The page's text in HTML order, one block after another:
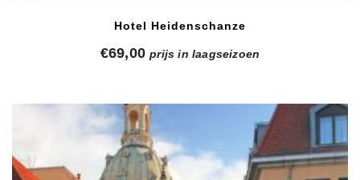
Hotel Heidenschanze
€69,00 prijs in laagseizoen